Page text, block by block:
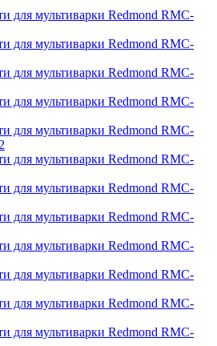
для мультиварки Redmond RMC-
для мультиварки Redmond RMC-
для мультиварки Redmond RMC-
для мультиварки Redmond RMC-
для мультиварки Redmond RMC-
для мультиварки Redmond RMC-
для мультиварки Redmond RMC-
для мультиварки Redmond RMC-
для мультиварки Redmond RMC-
для мультиварки Redmond RMC-
для мультиварки Redmond RMC-
для мультиварки Redmond RMC-